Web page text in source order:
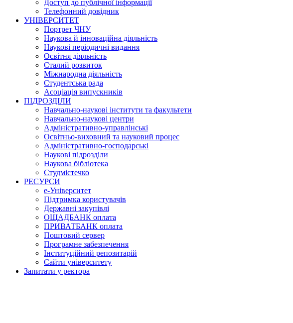
Доступ до публічної інформації
Телефонний довідник
УНІВЕРСИТЕТ
Портрет ЧНУ
Наукова й інноваційна діяльність
Наукові періодичні видання
Освітня діяльність
Сталий розвиток
Міжнародна діяльність
Студентська рада
Асоціація випускників
ПІДРОЗДІЛИ
Навчально-наукові інститути та факультети
Навчально-наукові центри
Адміністративно-управлінські
Освітньо-виховний та науковий процес
Адміністративно-господарські
Наукові підрозділи
Наукова бібліотека
Студмістечко
РЕСУРСИ
е-Університет
Підтримка користувачів
Державні закупівлі
ОЩАДБАНК оплата
ПРИВАТБАНК оплата
Поштовий сервер
Програмне забезпечення
Інституційний репозитарій
Сайти університету
Запитати у ректора